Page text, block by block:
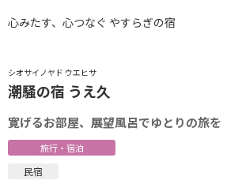
シオサイノヤド ウエヒサ
潮騒の宿 うえ久
寛げるお部屋、展望風呂でゆとりの旅を
旅行・宿泊
民宿
心みたす、心つなぐ やすらぎの宿